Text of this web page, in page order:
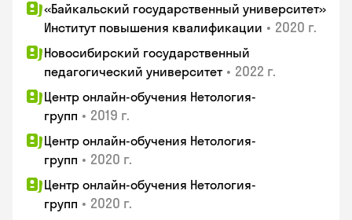
«Байкальский государственный университет»
Институт повышения квалификации • 2020 г.
Новосибирский государственный
педагогический университет • 2022 г.
Центр онлайн-обучения Нетология-
групп • 2019 г.
Центр онлайн-обучения Нетология-
групп • 2020 г.
Центр онлайн-обучения Нетология-
групп • 2020 г.